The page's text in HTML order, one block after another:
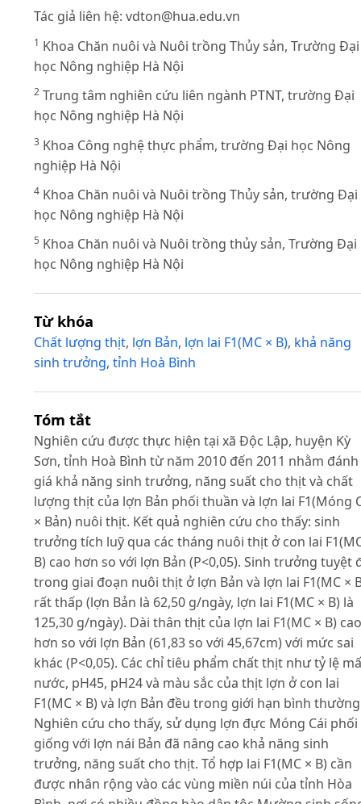
Tác giả liên hệ: vdton@hua.edu.vn
1 Khoa Chăn nuôi và Nuôi trồng Thủy sản, Trường Đại
học Nông nghiệp Hà Nội
2 Trung tâm nghiên cứu liên ngành PTNT, trường Đại
học Nông nghiệp Hà Nội
3 Khoa Công nghệ thực phẩm, trường Đại học Nông
nghiệp Hà Nội
4 Khoa Chăn nuôi và Nuôi trồng Thủy sản, trường Đại
học Nông nghiệp Hà Nội
5 Khoa Chăn nuôi và Nuôi trồng thủy sản, Trường Đại
học Nông nghiệp Hà Nội
Từ khóa
Chất lượng thịt, lợn Bản, lợn lai F1(MC × B), khả năng
sinh trưởng, tỉnh Hoà Bình
Tóm tắt
Nghiên cứu được thực hiện tại xã Độc Lập, huyện Kỳ
Sơn, tỉnh Hoà Bình từ năm 2010 đến 2011 nhằm đánh
giá khả năng sinh trưởng, năng suất cho thịt và chất
lượng thịt của lợn Bản phối thuần và lợn lai F1(Móng
× Bản) nuôi thịt. Kết quả nghiên cứu cho thấy: sinh
trưởng tích luỹ qua các tháng nuôi thịt ở con lai
B) cao hơn so với lợn Bản (P<0,05). Sinh trưởng tuyệt
trong giai đoạn nuôi thịt ở lợn Bản và lợn lai F1(MC ×
rất thấp (lợn Bản là 62,50 g/ngày, lợn lai F1(MC × B) là
125,30 g/ngày). Dài thân thịt của lợn lai F1(MC × B) cao
hơn so với lợn Bản (61,83 so với 45,67cm) với mức sai
khác (P<0,05). Các chỉ tiêu phẩm chất thịt như tỷ lệ
nước, pH45, pH24 và màu sắc của thịt lợn ở con lai
F1(MC × B) và lợn Bản đều trong giới hạn bình
Nghiên cứu cho thấy, sử dụng lợn đực Móng Cái phối
giống với lợn nái Bản đã nâng cao khả năng sinh
trưởng, năng suất cho thịt. Tổ hợp lai F1(MC × B) cần
được nhân rộng vào các vùng miền núi của tỉnh Hòa